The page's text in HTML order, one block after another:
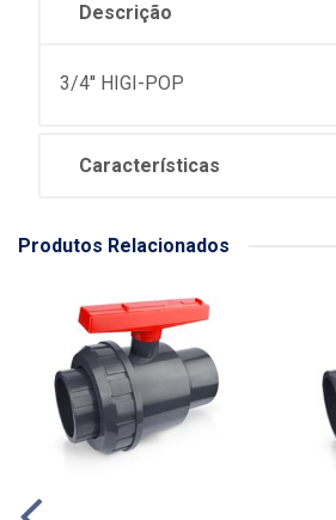
Descrição
3/4'' HIGI-POP
Características
Produtos Relacionados